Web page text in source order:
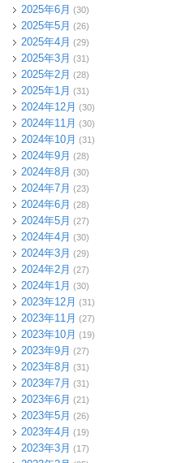
2025年6月 (30)
2025年5月 (26)
2025年4月 (29)
2025年3月 (31)
2025年2月 (28)
2025年1月 (31)
2024年12月 (30)
2024年11月 (30)
2024年10月 (31)
2024年9月 (28)
2024年8月 (30)
2024年7月 (23)
2024年6月 (28)
2024年5月 (27)
2024年4月 (30)
2024年3月 (29)
2024年2月 (27)
2024年1月 (30)
2023年12月 (31)
2023年11月 (27)
2023年10月 (19)
2023年9月 (27)
2023年8月 (31)
2023年7月 (31)
2023年6月 (21)
2023年5月 (26)
2023年4月 (19)
2023年3月 (17)